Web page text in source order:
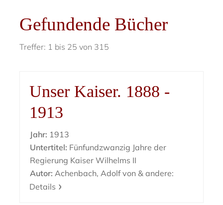
Gefundende Bücher
Treffer: 1 bis 25 von 315
Unser Kaiser. 1888 -
1913
Jahr: 1913
Untertitel: Fünfundzwanzig Jahre der
Regierung Kaiser Wilhelms II
Autor: Achenbach, Adolf von & andere:
Details